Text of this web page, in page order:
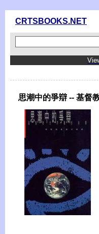
CRTSBOOKS.NET
思潮中的爭辯 -- 基督